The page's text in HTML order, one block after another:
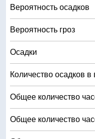
Вероятность осадков
Вероятность гроз
Осадки
Количество осадков
Общее количество
Общее количество